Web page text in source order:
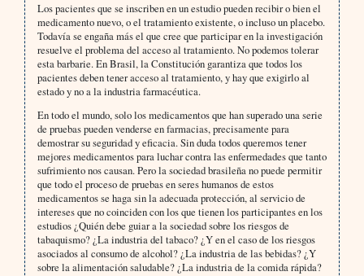
Los pacientes que se inscriben en un estudio pueden recibir o bien el
medicamento nuevo, o el tratamiento existente, o incluso un placebo.
Todavía se engaña más el que cree que participar en la investigación
resuelve el problema del acceso al tratamiento. No podemos tolerar
esta barbarie. En Brasil, la Constitución garantiza que todos los
pacientes deben tener acceso al tratamiento, y hay que exigirlo al
estado y no a la industria farmacéutica.
En todo el mundo, solo los medicamentos que han superado una serie
de pruebas pueden venderse en farmacias, precisamente para
demostrar su seguridad y eficacia. Sin duda todos queremos tener
mejores medicamentos para luchar contra las enfermedades que tanto
sufrimiento nos causan. Pero la sociedad brasileña no puede permitir
que todo el proceso de pruebas en seres humanos de estos
medicamentos se haga sin la adecuada protección, al servicio de
intereses que no coinciden con los que tienen los participantes en los
estudios ¿Quién debe guiar a la sociedad sobre los riesgos de
tabaquismo? ¿La industria del tabaco? ¿Y en el caso de los riesgos
asociados al consumo de alcohol? ¿La industria de las bebidas? ¿Y
sobre la alimentación saludable? ¿La industria de la comida rápida?